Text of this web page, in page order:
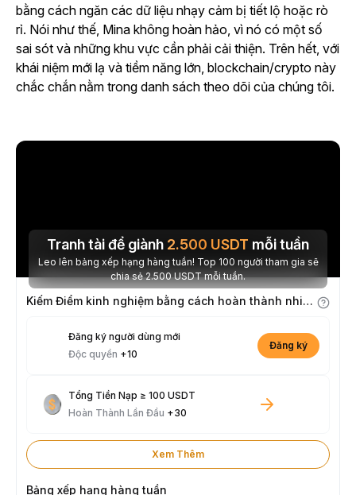
bằng cách ngăn các dữ liệu nhạy cảm bị tiết lộ hoặc rò
rỉ. Nói như thế, Mina không hoàn hảo, vì nó có một số
sai sót và những khu vực cần phải cải thiện. Trên hết, với
khái niệm mới lạ và tiềm năng lớn, blockchain/crypto này
chắc chắn nằm trong danh sách theo dõi của chúng tôi.
Tranh tài để giành 2.500 USDT mỗi tuần
Leo lên bảng xếp hạng hàng tuần! Top 100 người tham gia sẽ
chia sẻ 2.500 USDT mỗi tuần.
Kiếm Điểm kinh nghiệm bằng cách hoàn thành nhiệm vụ
Đăng ký người dùng mới
Độc quyền +10
Đăng ký
Tổng Tiền Nạp ≥ 100 USDT
Hoàn Thành Lần Đầu +30
Xem Thêm
Bảng xếp hạng hàng tuần